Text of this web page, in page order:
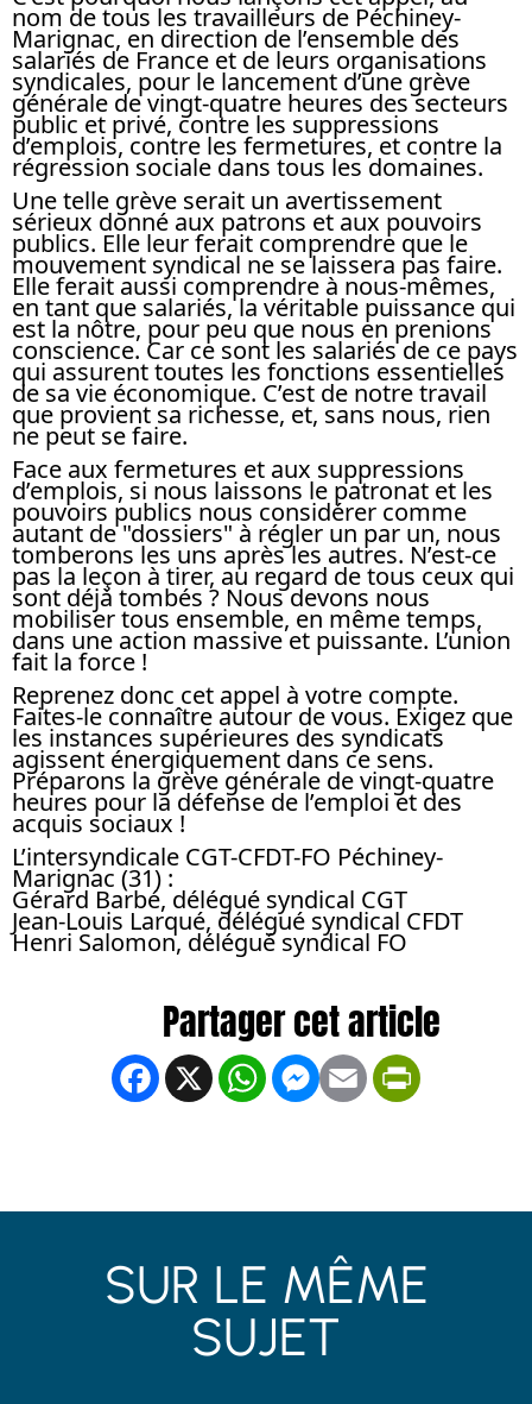
nom de tous les travailleurs de Péchiney-
Marignac, en direction de l’ensemble des
salariés de France et de leurs organisations
syndicales, pour le lancement d’une grève
générale de vingt-quatre heures des secteurs
public et privé, contre les suppressions
d’emplois, contre les fermetures, et contre la
régression sociale dans tous les domaines.
Une telle grève serait un avertissement
sérieux donné aux patrons et aux pouvoirs
publics. Elle leur ferait comprendre que le
mouvement syndical ne se laissera pas faire.
Elle ferait aussi comprendre à nous-mêmes,
en tant que salariés, la véritable puissance qui
est la nôtre, pour peu que nous en prenions
conscience. Car ce sont les salariés de ce pays
qui assurent toutes les fonctions essentielles
de sa vie économique. C’est de notre travail
que provient sa richesse, et, sans nous, rien
ne peut se faire.
Face aux fermetures et aux suppressions
d’emplois, si nous laissons le patronat et les
pouvoirs publics nous considérer comme
autant de "dossiers" à régler un par un, nous
tomberons les uns après les autres. N’est-ce
pas la leçon à tirer, au regard de tous ceux qui
sont déjà tombés ? Nous devons nous
mobiliser tous ensemble, en même temps,
dans une action massive et puissante. L’union
fait la force !
Reprenez donc cet appel à votre compte.
Faites-le connaître autour de vous. Exigez que
les instances supérieures des syndicats
agissent énergiquement dans ce sens.
Préparons la grève générale de vingt-quatre
heures pour la défense de l’emploi et des
acquis sociaux !
L’intersyndicale CGT-CFDT-FO Péchiney-
Marignac (31) :
Gérard Barbé, délégué syndical CGT
Jean-Louis Larqué, délégué syndical CFDT
Henri Salomon, délégué syndical FO
Facebook
X WhatsApp
Messenger
Email
SUR LE MÊME
SUJET